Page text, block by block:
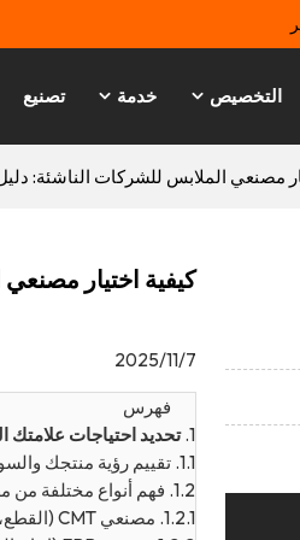
التخصيص خدمة تصنيع
مصنعي الملابس للشركات الناشئة:
كيفية اختيار
2025/11/7
فهرس
1. تحديد احتياجات علامتك
1.1. تقييم رؤية منتجك
1.2. فهم أنواع مختلفة من
1.2.1. مصنعي CMT (القطع، التصنيع، التشذيب)